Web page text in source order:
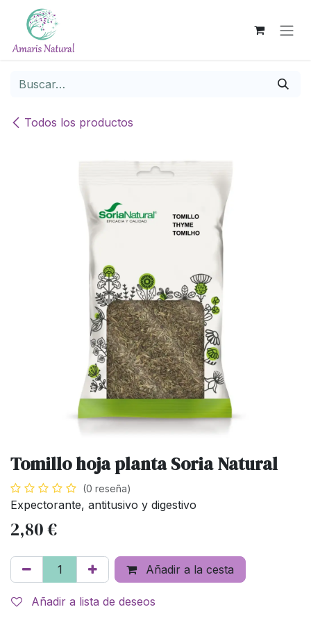
Ir al contenido
Todos los productos
Tomillo hoja planta Soria Natural
(0 reseña)
Expectorante, antitusivo y digestivo
2,80€
Añadir a la cesta
Añadir a lista de deseos